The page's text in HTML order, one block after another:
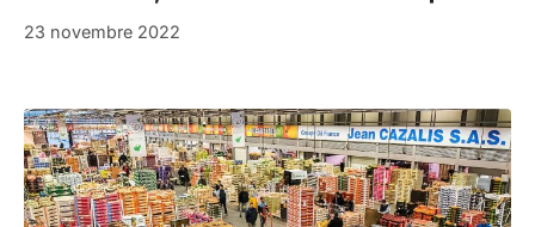
23 novembre 2022